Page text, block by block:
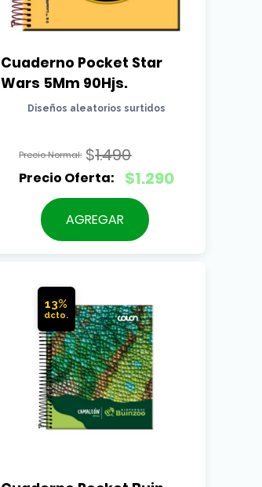
Cuaderno Pocket Star
Wars 5Mm 90Hjs.
Diseños aleatorios surtidos
$1.490
El
precio
original
$1.290
El
precio
actual
AGREGAR
13%